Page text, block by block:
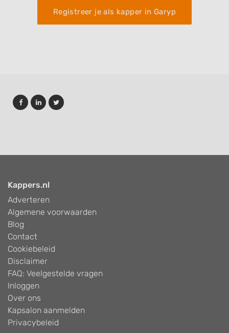
Registreer je als kapper in Garyp
Kappers.nl
Adverteren
Algemene voorwaarden
Blog
Contact
Cookiebeleid
Disclaimer
FAQ: Veelgestelde vragen
Inloggen
Over ons
Kapsalon aanmelden
Privacybeleid